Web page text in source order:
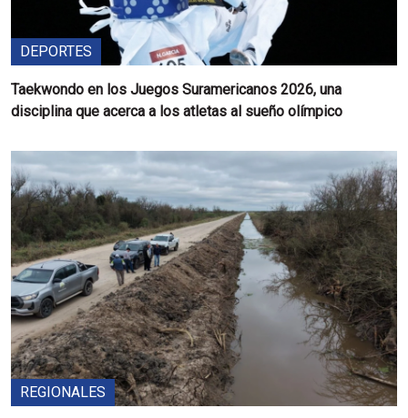
DEPORTES
Taekwondo en los Juegos Suramericanos 2026, una
disciplina que acerca a los atletas al sueño olímpico
REGIONALES